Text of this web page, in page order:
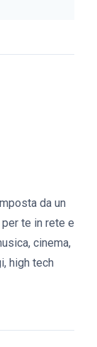
da un
te in rete e
cinema,
high tech